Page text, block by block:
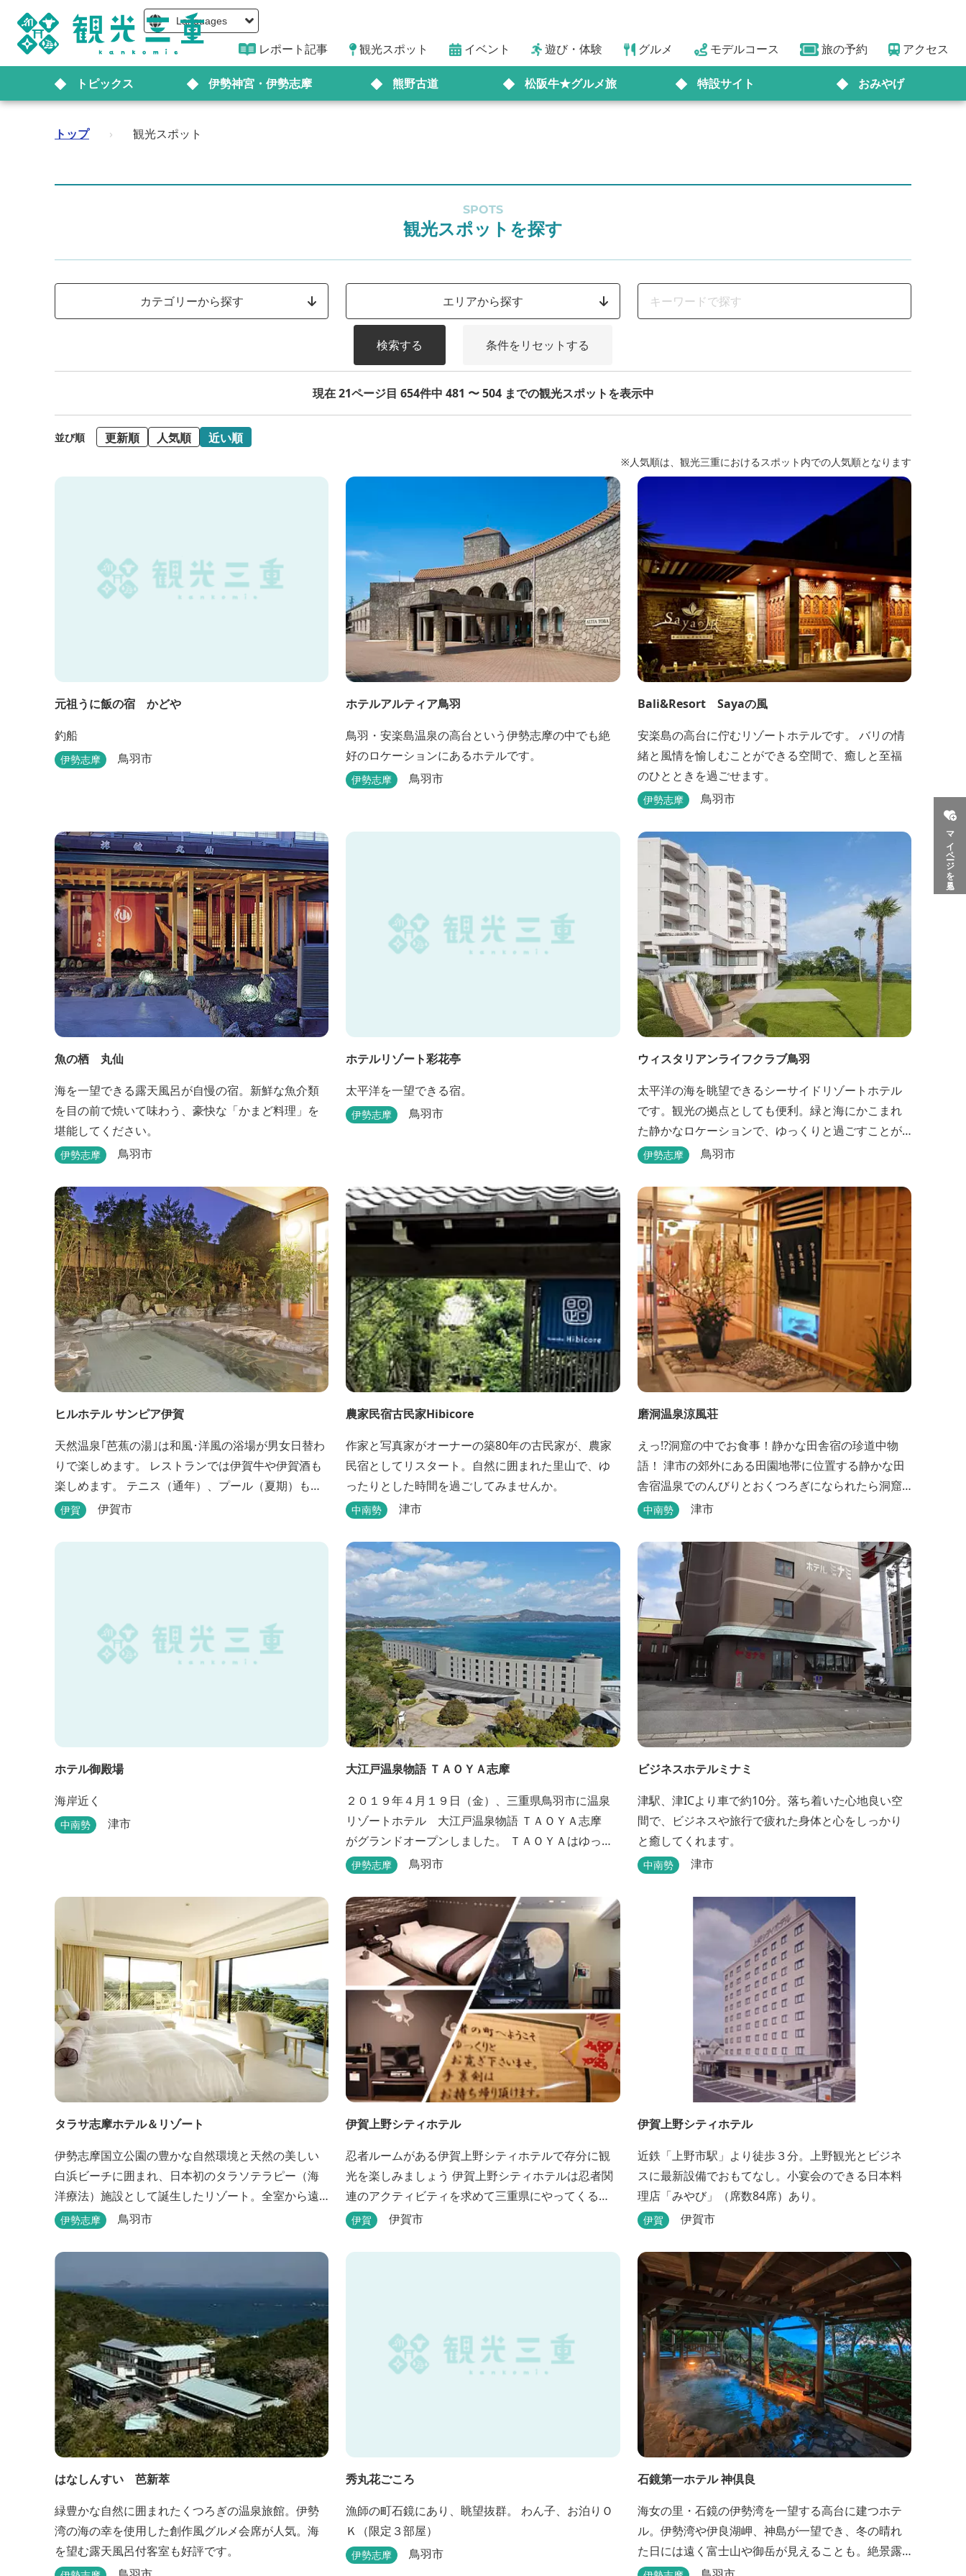
Languages
レポート記事 観光スポット イベント 遊び・体験 グルメ モデルコース 旅の予約 アクセス
トピックス 伊勢神宮・伊勢志摩 熊野古道 松阪牛★グルメ旅 特設サイト おみやげ
マイページを見る
トップ › 観光スポット
SPOTS
観光スポットを探す
カテゴリーから探す エリアから探す
検索する 条件をリセットする
現在 21ページ目 654件中 481 〜 504 までの観光スポットを表示中
並び順 更新順 人気順 近い順
※人気順は、観光三重におけるスポット内での人気順となります
元祖うに飯の宿 かどや
釣船
伊勢志摩 鳥羽市
ホテルアルティア鳥羽
鳥羽・安楽島温泉の高台という伊勢志摩の中でも絶
好のロケーションにあるホテルです。
伊勢志摩 鳥羽市
Bali&Resort Sayaの風
安楽島の高台に佇むリゾートホテルです。 バリの情
緒と風情を愉しむことができる空間で、癒しと至福
のひとときを過ごせます。
伊勢志摩 鳥羽市
魚の栖 丸仙
海を一望できる露天風呂が自慢の宿。新鮮な魚介類
を目の前で焼いて味わう、豪快な「かまど料理」を
堪能してください。
伊勢志摩 鳥羽市
ホテルリゾート彩花亭
太平洋を一望できる宿。
伊勢志摩 鳥羽市
ウィスタリアンライフクラブ鳥羽
太平洋の海を眺望できるシーサイドリゾートホテル
です。観光の拠点としても便利。緑と海にかこまれ
た静かなロケーションで、ゆっくりと過ごすことが
できます。
伊勢志摩 鳥羽市
ヒルホテル サンピア伊賀
天然温泉｢芭蕉の湯｣は和風･洋風の浴場が男女日替わ
りで楽しめます。 レストランでは伊賀牛や伊賀酒も
楽しめます。 テニス（通年）、プール（夏期）もあ
ります。 伊賀流手裏剣道場、忍者変身処を常設して
http://www.hh-sunpia-iga.co.jp ※日替わりランチ、
伊賀 伊賀市
農家民宿古民家Hibicore
作家と写真家がオーナーの築80年の古民家が、農家
民宿としてリスタート。自然に囲まれた里山で、ゆ
ったりとした時間を過ごしてみませんか。
中南勢 津市
磨洞温泉涼風荘
えっ!?洞窟の中でお食事！静かな田舎宿の珍道中物
語！ 津市の郊外にある田園地帯に位置する静かな田
舎宿温泉でのんびりとおくつろぎになられたら洞窟
を利用したお座敷で、伊勢湾の海の幸や松阪肉を山
後の天然空調、お客様を不思議な空間にご案内！ ご
宴会には、大広間で和食会席、日帰り入浴＆お食事
ＯＫ。 温泉は、津に来て津の湯をお楽しみいただけ
ます。「白...
中南勢 津市
ホテル御殿場
海岸近く
中南勢 津市
大江戸温泉物語 ＴＡＯＹＡ志摩
２０１９年４月１９日（金）、三重県鳥羽市に温泉
リゾートホテル 大江戸温泉物語 ＴＡＯＹＡ志摩
がグランドオープンしました。 ＴＡＯＹＡはゆった
りとたおやかにお過ごしいただけるホテルを目指
た。 目の前は太平洋に注ぐ伊勢湾の海の風景が広が
り、後背は山に囲まれ、自然豊かな環境で、正にゆ
ったりとたおやかに時が流れています。 「インフィ
ニティ風呂」と呼...
伊勢志摩 鳥羽市
ビジネスホテルミナミ
津駅、津ICより車で約10分。落ち着いた心地良い空
間で、ビジネスや旅行で疲れた身体と心をしっかり
と癒してくれます。
中南勢 津市
タラサ志摩ホテル＆リゾート
伊勢志摩国立公園の豊かな自然環境と天然の美しい
白浜ビーチに囲まれ、日本初のタラソテラピー（海
洋療法）施設として誕生したリゾート。全室から遠
浅で穏やかな伊勢湾を眺めることができ、リラック
の前の海からきれいな海水を引き込み、24時間以内
海の幸を楽しめるフレンチと日本料理が堪能できま
す。
伊勢志摩 鳥羽市
伊賀上野シティホテル
忍者ルームがある伊賀上野シティホテルで存分に観
光を楽しみましょう 伊賀上野シティホテルは忍者関
連のアクティビティを求めて三重県にやってくる
人々に人気のホテルです。こちらのホテルには、忍
からトイレットペーパーに至るまで、忍者に関連し
伊賀 伊賀市
伊賀上野シティホテル
近鉄「上野市駅」より徒歩３分。上野観光とビジネ
スに最新設備でおもてなし。小宴会のできる日本料
理店「みやび」（席数84席）あり。
伊賀 伊賀市
はなしんすい 芭新萃
緑豊かな自然に囲まれたくつろぎの温泉旅館。伊勢
湾の海の幸を使用した創作風グルメ会席が人気。海
を望む露天風呂付客室も好評です。
秀丸花ごころ
漁師の町石鏡にあり、眺望抜群。 わん子、お泊りＯ
Ｋ（限定３部屋）
伊勢志摩 鳥羽市
石鏡第一ホテル 神倶良
海女の里・石鏡の伊勢湾を一望する高台に建つホテ
ル。伊勢湾や伊良湖岬、神島が一望でき、冬の晴れ
た日には遠く富士山や御岳が見えることも。絶景露
天風呂と貸切家族風呂が大好評です。 伊勢志摩の新